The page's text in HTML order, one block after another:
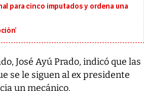
para cinco imputados y ordena una
José Ayú Prado, indicó que las
se le siguen al ex presidente
un mecánico.